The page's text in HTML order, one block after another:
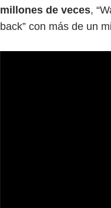
millones de veces,
back” con más de un